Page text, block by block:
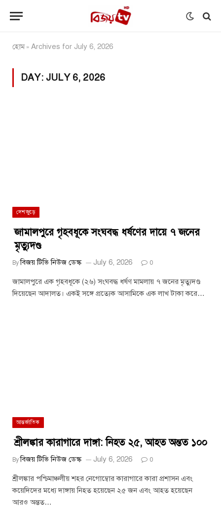
হোম» Archives for July 6, 2026
DAY: JULY 6, 2026
দেশজুড়ে
জামালপুরে গৃহবধূকে সংঘবদ্ধ ধর্ষণের দায়ে ৭ জনের
মৃত্যুদণ্ড
By বিজয় টিভি নিউজ ডেস্ক July 6, 2026 0
জামালপুরে এক গৃহবধূকে (২৬) সংঘবদ্ধ ধর্ষণ মামলায় ৭ জনের মৃত্যুদণ্ড
দিয়েছেন আদালত। একই সঙ্গে প্রত্যেক আসামিকে এক লাখ টাকা করে…
আন্তর্জাতিক
শ্রীলঙ্কার কারাগারে দাঙ্গা: নিহত ২৫, আহত অন্তত ১০০
By বিজয় টিভি নিউজ ডেস্ক July 6, 2026 0
শ্রীলঙ্কার পশ্চিমাঞ্চলীয় শহর নেগোম্বোর কারাগারে কারা প্রশাসন এবং
কয়েদিদের মধ্যে দাঙ্গায় নিহত হয়েছেন ২৫ জন এবং আহত হয়েছেন
আরও অন্তত…